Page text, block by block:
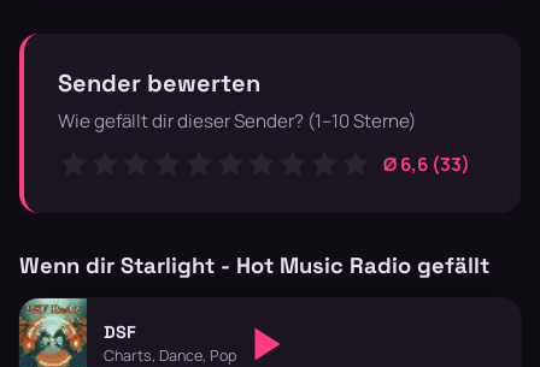
Sender bewerten
Wie gefällt dir dieser Sender? (1–10 Sterne)
Ø 6,6 (33)
Wenn dir Starlight - Hot Music Radio gefällt
DSF
Charts, Dance, Pop